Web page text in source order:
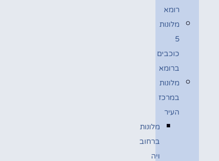
רומא
מלונות
5
כוכבים
ברומא
מלונות
במרכז
העיר
מלונות
ברחוב
ויה